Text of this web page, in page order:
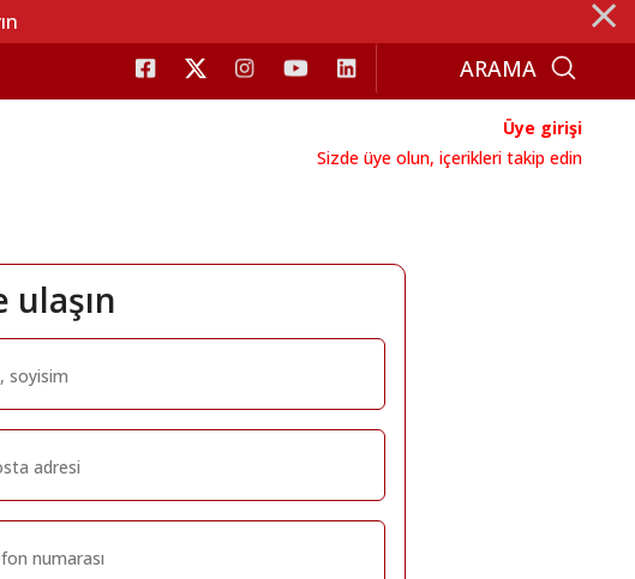
⨯
Üye girişi
Sizde üye olun, içerikleri takip edin
ulaşın